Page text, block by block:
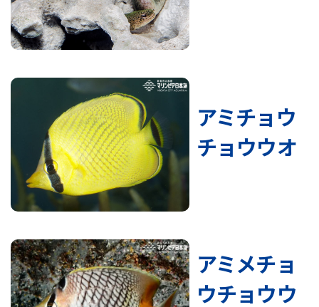
アミチョウ
チョウウオ
アミメチョ
ウチョウウ